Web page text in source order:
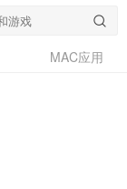
MAC应用